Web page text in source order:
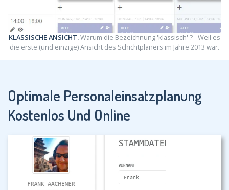
KLASSISCHE ANSICHT.Warum die Bezeichnung 'klassisch' ? - Weil es
die erste (und einzige) Ansicht des Schichtplaners im Jahre 2013 war.
Optimale Personaleinsatzplanung
Kostenlos Und Online